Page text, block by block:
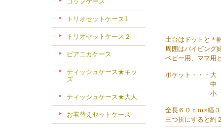
トリオセットケース1
トリオセットケース２
ピアニカケース
ティッシュケース★キッ
ズ
ティッシュケース★大人
お着替えセットケース
土台はドットと＊
周囲はパイピング
ベビー用、ママ用
ポケット・・・
中 ２
小 ２ヶ ひ
全長６０ｃｍ×幅
三つ折にすると約